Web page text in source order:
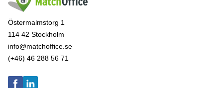
Östermalmstorg 1
114 42 Stockholm
info@matchoffice.se
(+46) 46 288 56 71